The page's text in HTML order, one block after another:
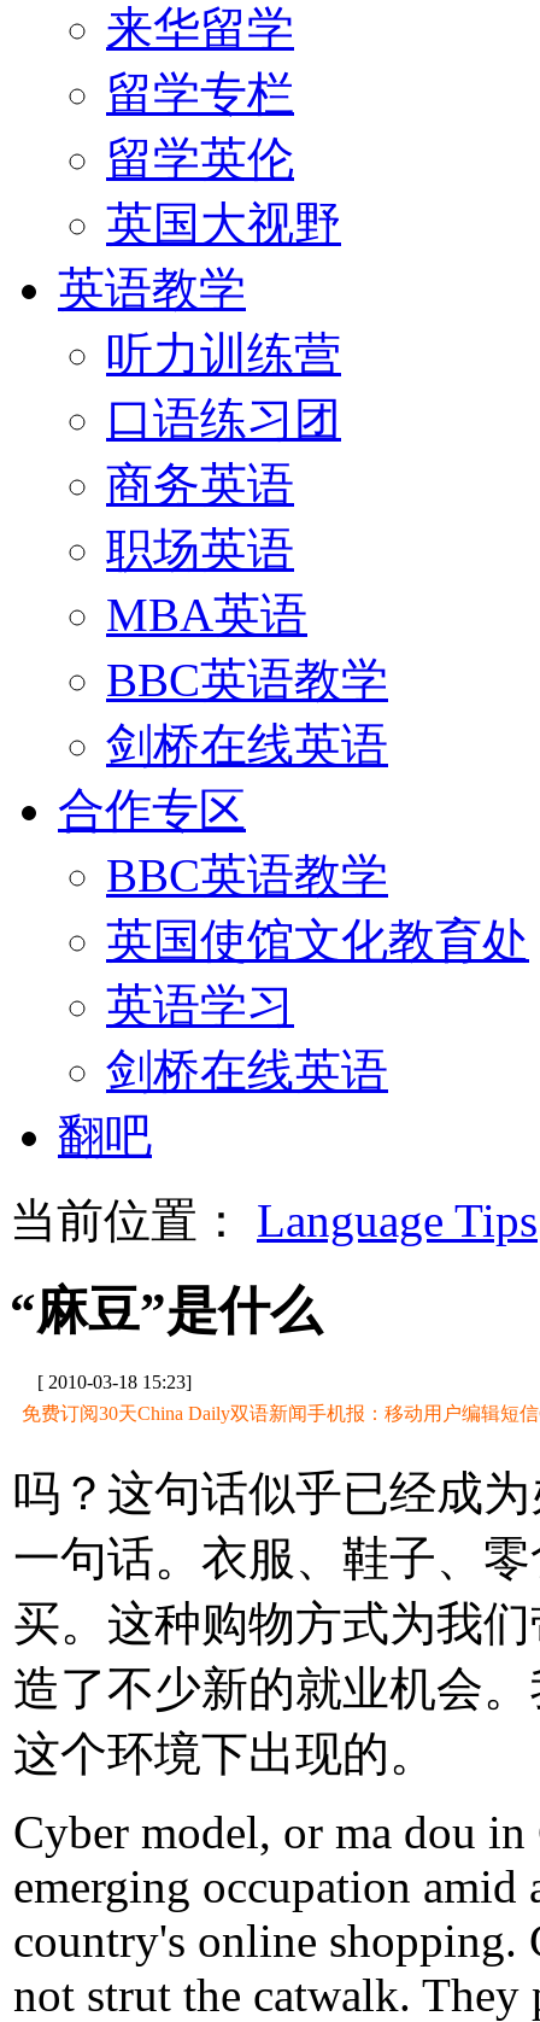
来华留学
留学专栏
留学英伦
英国大视野
英语教学
听力训练营
口语练习团
商务英语
职场英语
MBA英语
BBC英语教学
剑桥在线英语
合作专区
BBC英语教学
英国使馆文化教育处
英语学习
剑桥在线英语
翻吧
当前位置： Language Tips
“麻豆”是什么
[ 2010-03-18 15:23]
免费订阅30天China Daily双语新闻手机报：移动用户编辑短信
吗？这句话似乎已经成
一句话。衣服、鞋子、
买。这种购物方式为我
造了不少新的就业机会
这个环境下出现的。
Cyber model, or ma dou in
emerging occupation amid
country's online shopping.
not strut the catwalk. They